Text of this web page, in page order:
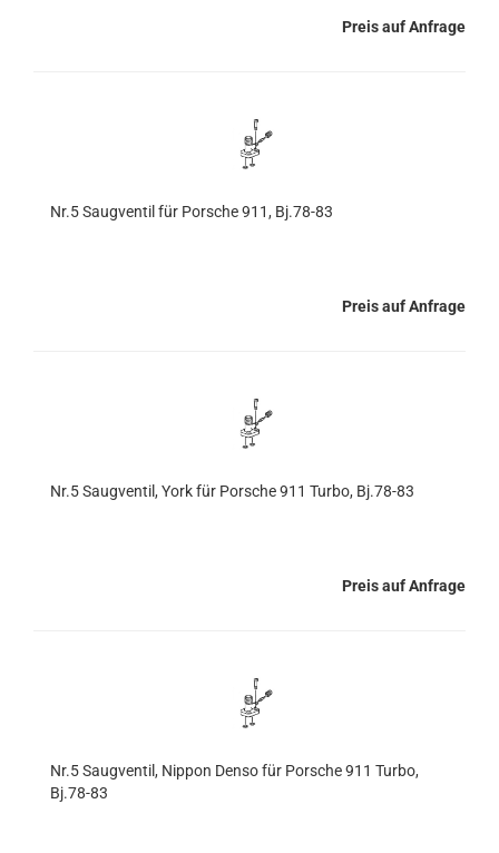
Preis auf Anfrage
Nr.5 Saugventil für Porsche 911, Bj.78-83
Preis auf Anfrage
Nr.5 Saugventil, York für Porsche 911 Turbo, Bj.78-83
Preis auf Anfrage
Nr.5 Saugventil, Nippon Denso für Porsche 911 Turbo,
Bj.78-83